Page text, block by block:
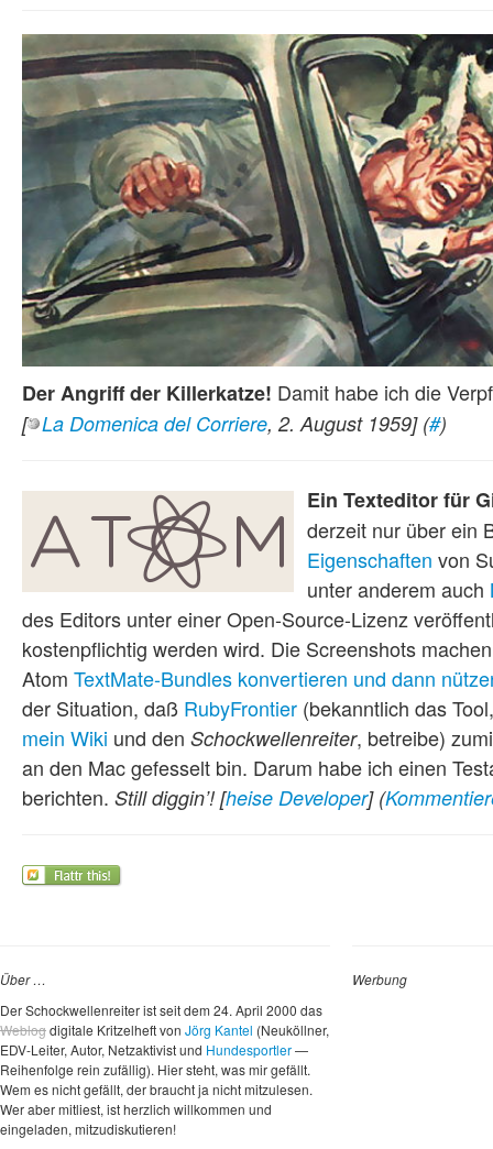
Der Angriff der Killerkatze! Damit habe ich die
[ La Domenica del Corriere, 2. August 1959] (#)
Ein Texteditor für
derzeit nur über ein
Eigenschaften von
unter anderem auch
des Editors unter einer Open-Source-Lizenz
kostenpflichtig werden wird. Die Screenshots
Atom TextMate-Bundles konvertieren und dann
der Situation, daß RubyFrontier (bekanntlich das
mein Wiki und den Schockwellenreiter, betreibe)
an den Mac gefesselt bin. Darum habe ich einen
berichten. Still diggin’! [heise Developer] (
Über …
Der Schockwellenreiter ist seit dem 24. April 2000 das
Weblogdigitale Kritzelheft von Jörg Kantel (Neuköllner,
EDV-Leiter, Autor, Netzaktivist und Hundesportler—
Reihenfolge rein zufällig). Hier steht, was mir gefällt.
Wem es nicht gefällt, der braucht ja nicht mitzulesen.
Wer aber mitliest, ist herzlich willkommen und
eingeladen, mitzudiskutieren!
Werbung